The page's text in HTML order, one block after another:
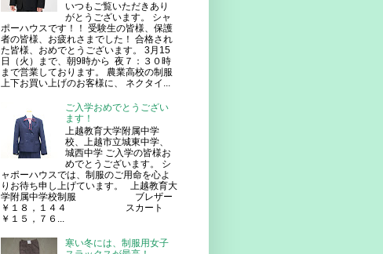
いつもご覧いただきあり
がとうございます。 シャ
ポーハウスです！！ 受験生の皆様、保護
者の皆様、お疲れさまでした！ 合格され
た皆様、おめでとうございます。 3月15
日（火）まで、朝9時から 夜７：３０時
まで営業しております。 農業高校の制服
上下お買い上げのお客様に、 ネクタイ...
ご入学おめでとうござい
ます！
上越教育大学附属中学
校、上越市立城東中学、
城西中学 ご入学の皆様お
めでとうございます。 シ
ャポーハウスでは、制服のご用命を心よ
りお待ち申し上げています。 上越教育大
学附属中学校制服 ブレザー
￥１８，１４４ スカート
￥１５，７６...
寒い冬には、制服用女子